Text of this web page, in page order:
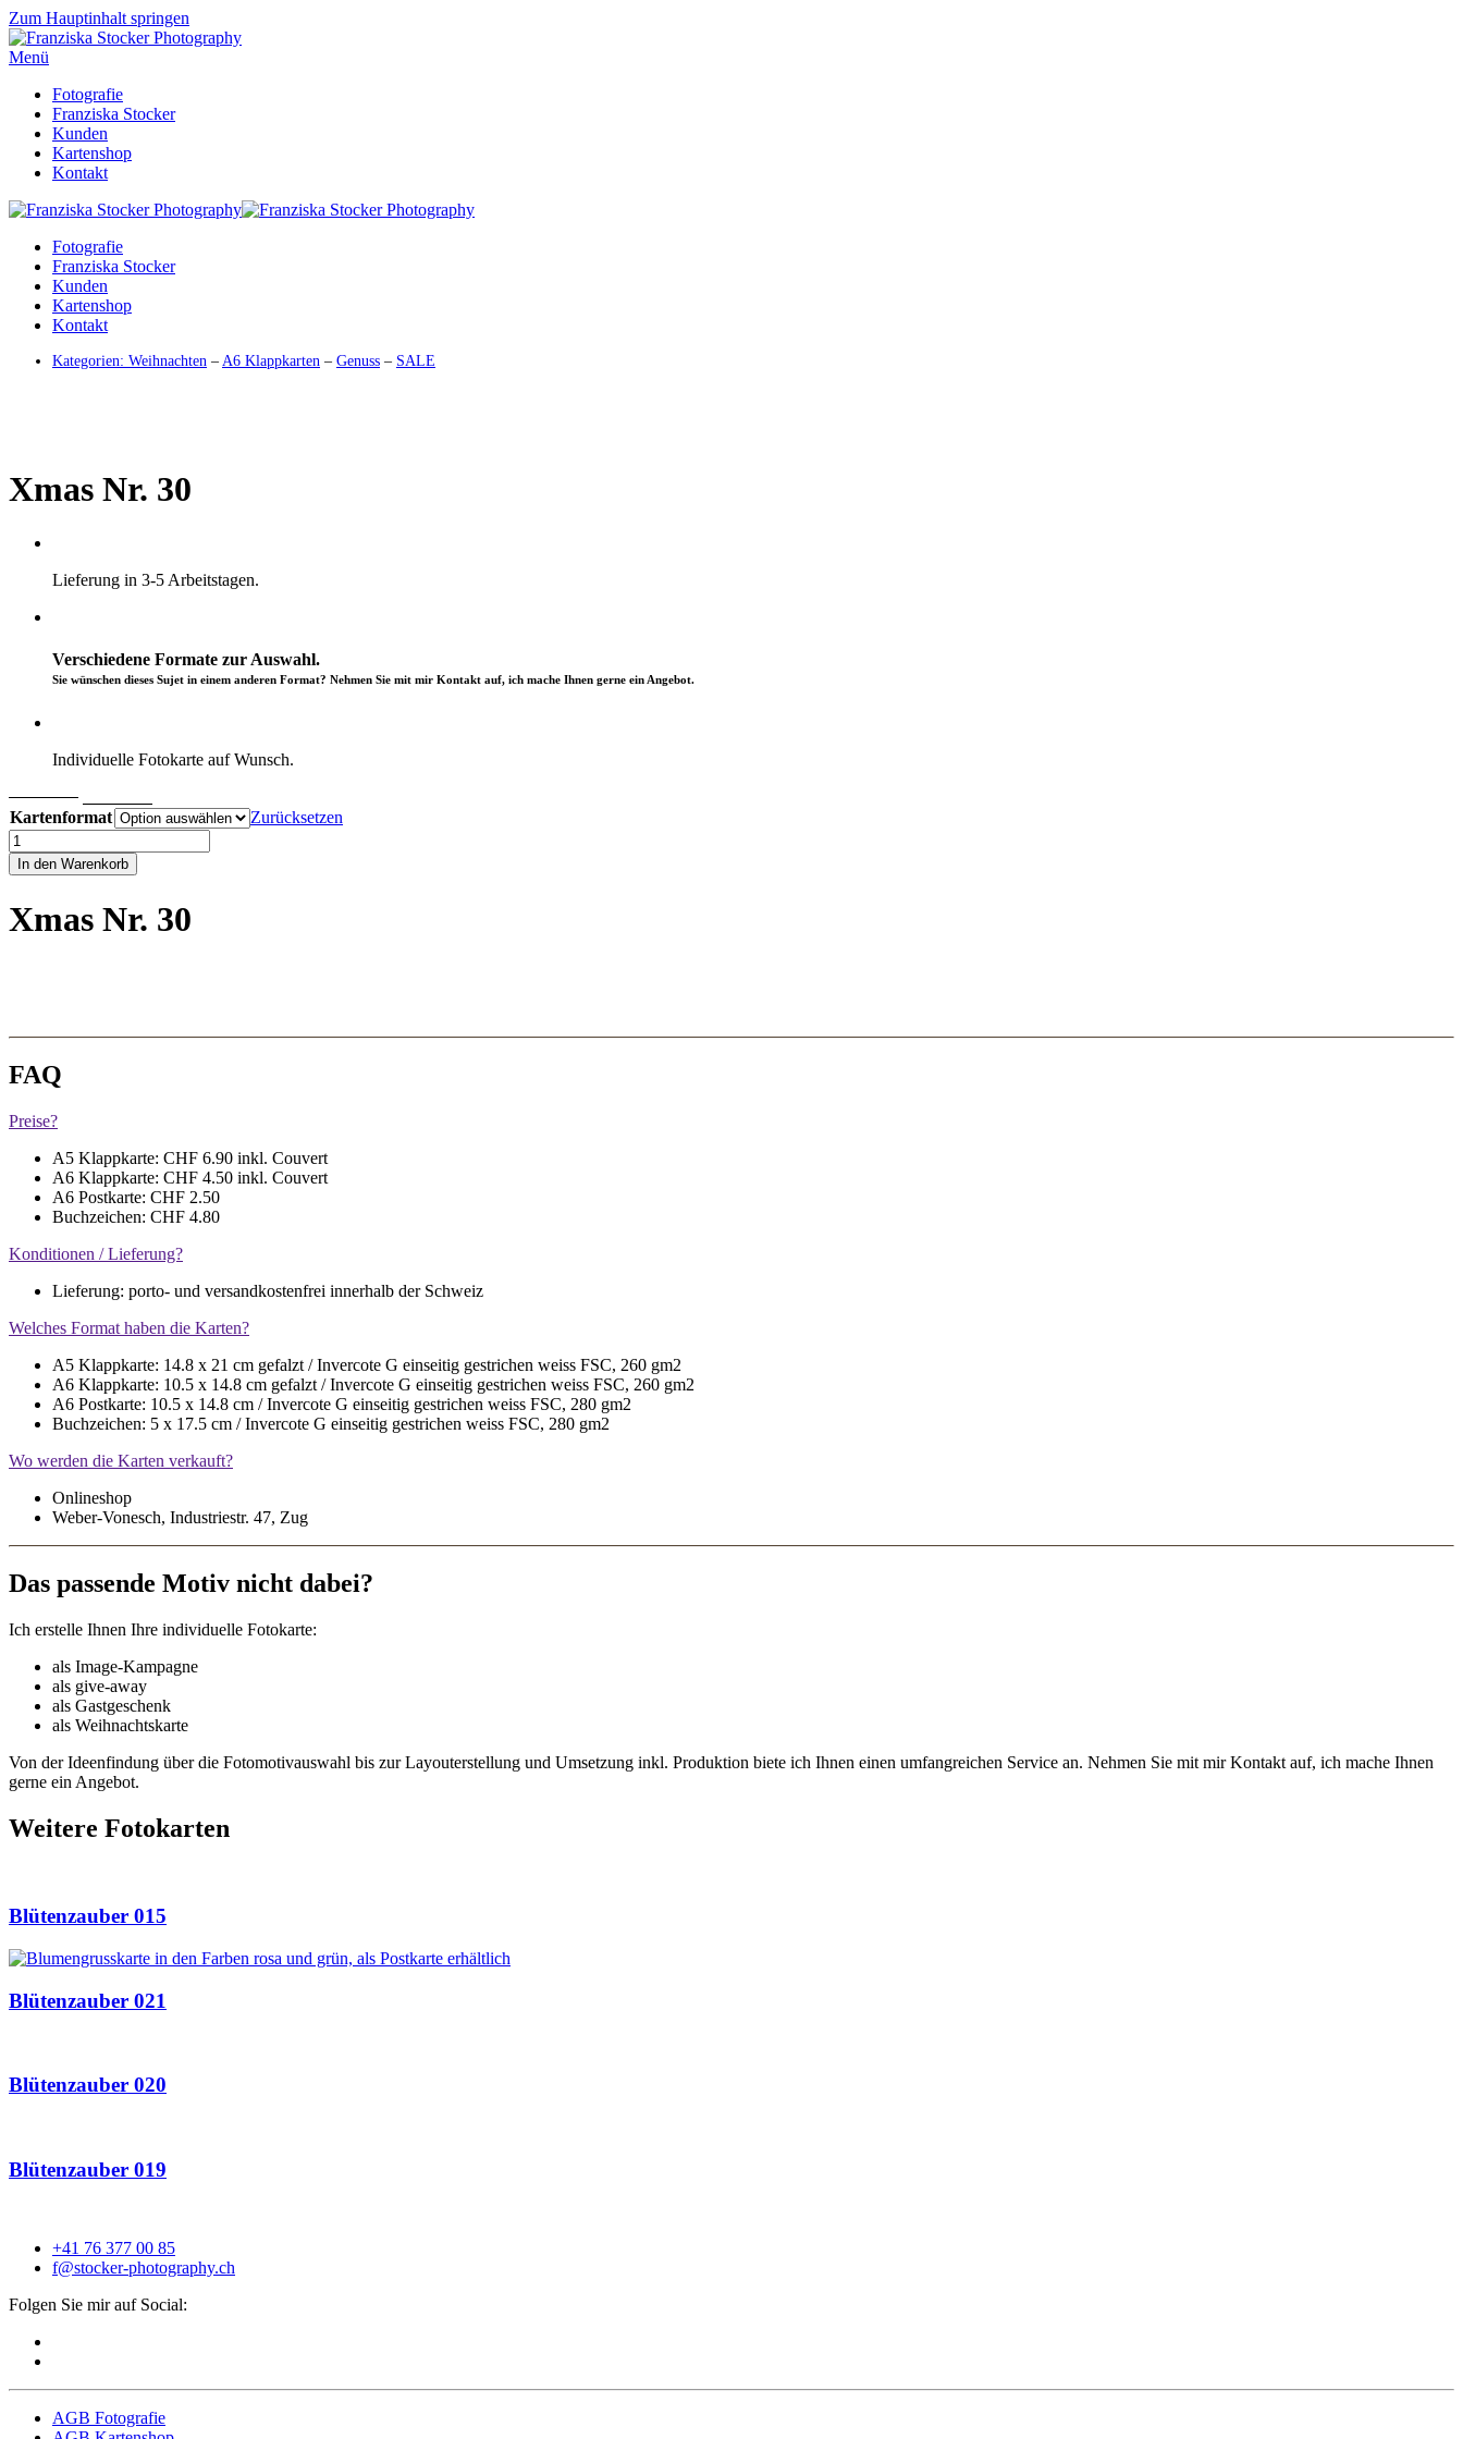
Zum Hauptinhalt springen
Menü
Fotografie
Franziska Stocker
Kunden
Kartenshop
Kontakt
Fotografie
Franziska Stocker
Kunden
Kartenshop
Kontakt
Kategorien: Weihnachten – A6 Klappkarten – Genuss – SALE
Xmas Nr. 30
Lieferung in 3-5 Arbeitstagen.
Verschiedene Formate zur Auswahl.
Sie wünschen dieses Sujet in einem anderen Format? Nehmen Sie mit mir Kontakt auf, ich mache Ihnen gerne ein Angebot.
Individuelle Fotokarte auf Wunsch.
CHF4.50
Preis
war:
CHF 4.50
Preis
ist:
CHF 2.50.
Kartenformat
Zurücksetzen
Xmas
Nr.
30
In den Warenkorb
Xmas Nr. 30
FAQ
Preise?
A5 Klappkarte: CHF 6.90 inkl. Couvert
A6 Klappkarte: CHF 4.50 inkl. Couvert
A6 Postkarte: CHF 2.50
Buchzeichen: CHF 4.80
Konditionen / Lieferung?
Lieferung: porto- und versandkostenfrei innerhalb der Schweiz
Welches Format haben die Karten?
A5 Klappkarte: 14.8 x 21 cm gefalzt / Invercote G einseitig gestrichen weiss FSC, 260 gm2
A6 Klappkarte: 10.5 x 14.8 cm gefalzt / Invercote G einseitig gestrichen weiss FSC, 260 gm2
A6 Postkarte: 10.5 x 14.8 cm / Invercote G einseitig gestrichen weiss FSC, 280 gm2
Buchzeichen: 5 x 17.5 cm / Invercote G einseitig gestrichen weiss FSC, 280 gm2
Wo werden die Karten verkauft?
Onlineshop
Weber-Vonesch, Industriestr. 47, Zug
Das passende Motiv nicht dabei?
Ich erstelle Ihnen Ihre individuelle Fotokarte:
als Image-Kampagne
als give-away
als Gastgeschenk
als Weihnachtskarte
Von der Ideenfindung über die Fotomotivauswahl bis zur Layouterstellung und Umsetzung inkl. Produktion biete ich Ihnen einen umfangreichen Service an. Nehmen Sie mit mir Kontakt auf, ich mache Ihnen
gerne ein Angebot.
Weitere Fotokarten
Blütenzauber 015
Blütenzauber 021
Blütenzauber 020
Blütenzauber 019
+41 76 377 00 85
f@stocker-photography.ch
Folgen Sie mir auf Social:
AGB Fotografie